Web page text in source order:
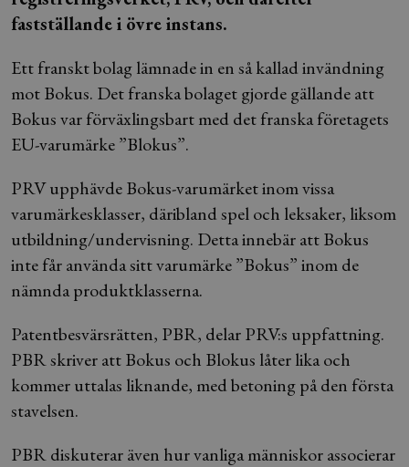
fastställande i övre instans.
Ett franskt bolag lämnade in en så kallad invändning
mot Bokus. Det franska bolaget gjorde gällande att
Bokus var förväxlingsbart med det franska företagets
EU-varumärke ”Blokus”.
PRV upphävde Bokus-varumärket inom vissa
varumärkesklasser, däribland spel och leksaker, liksom
utbildning/undervisning. Detta innebär att Bokus
inte får använda sitt varumärke ”Bokus” inom de
nämnda produktklasserna.
Patentbesvärsrätten, PBR, delar PRV:s uppfattning.
PBR skriver att Bokus och Blokus låter lika och
kommer uttalas liknande, med betoning på den första
stavelsen.
PBR diskuterar även hur vanliga människor associerar